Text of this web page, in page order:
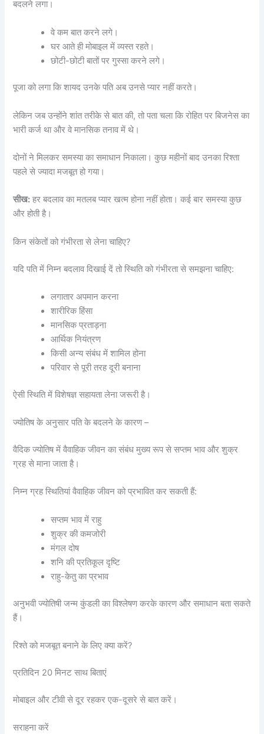
बदलने लगा।
वे कम बात करने लगे।
घर आते ही मोबाइल में व्यस्त रहते।
छोटी-छोटी बातों पर गुस्सा करने लगे।
पूजा को लगा कि शायद उनके पति अब उनसे प्यार नहीं करते।
लेकिन जब उन्होंने शांत तरीके से बात की, तो पता चला कि रोहित पर बिजनेस का
भारी कर्ज था और वे मानसिक तनाव में थे।
दोनों ने मिलकर समस्या का समाधान निकाला। कुछ महीनों बाद उनका रिश्ता
पहले से ज्यादा मजबूत हो गया।
सीख: हर बदलाव का मतलब प्यार खत्म होना नहीं होता। कई बार समस्या कुछ
और होती है।
किन संकेतों को गंभीरता से लेना चाहिए?
यदि पति में निम्न बदलाव दिखाई दें तो स्थिति को गंभीरता से समझना चाहिए:
लगातार अपमान करना
शारीरिक हिंसा
मानसिक प्रताड़ना
आर्थिक नियंत्रण
किसी अन्य संबंध में शामिल होना
परिवार से पूरी तरह दूरी बनाना
ऐसी स्थिति में विशेषज्ञ सहायता लेना जरूरी है।
ज्योतिष के अनुसार पति के बदलने के कारण –
वैदिक ज्योतिष में वैवाहिक जीवन का संबंध मुख्य रूप से सप्तम भाव और शुक्र
ग्रह से माना जाता है।
निम्न ग्रह स्थितियां वैवाहिक जीवन को प्रभावित कर सकती हैं:
सप्तम भाव में राहु
शुक्र की कमजोरी
मंगल दोष
शनि की प्रतिकूल दृष्टि
राहु-केतु का प्रभाव
अनुभवी ज्योतिषी जन्म कुंडली का विश्लेषण करके कारण और समाधान बता सकते
हैं।
रिश्ते को मजबूत बनाने के लिए क्या करें?
प्रतिदिन 20 मिनट साथ बिताएं
मोबाइल और टीवी से दूर रहकर एक-दूसरे से बात करें।
सराहना करें